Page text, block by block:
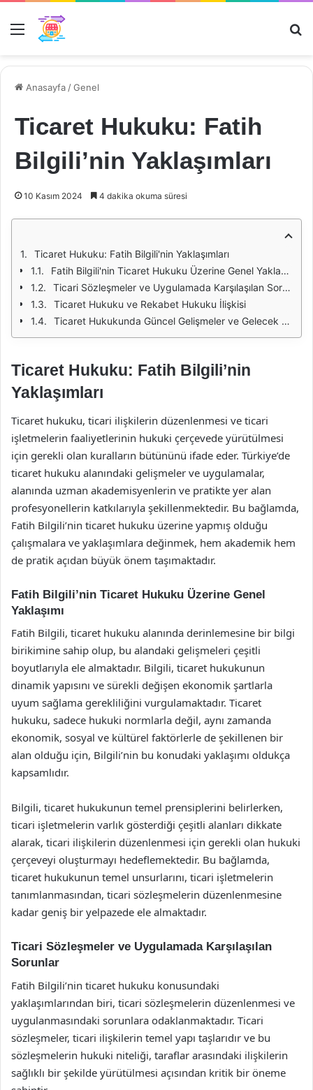
Menü
Anasayfa /Genel
Ticaret Hukuku: Fatih
Bilgili’nin Yaklaşımları
10 Kasım 2024 4 dakika okuma süresi
Ticaret Hukuku: Fatih Bilgili'nin Yaklaşımları
Fatih Bilgili'nin Ticaret Hukuku Üzerine Genel Yaklaşımı
Ticari Sözleşmeler ve Uygulamada Karşılaşılan Sorunlar
Ticaret Hukuku ve Rekabet Hukuku İlişkisi
Ticaret Hukukunda Güncel Gelişmeler ve Gelecek Perspektifleri
Ticaret Hukuku: Fatih Bilgili’nin
Yaklaşımları
Ticaret hukuku, ticari ilişkilerin düzenlenmesi ve ticari
işletmelerin faaliyetlerinin hukuki çerçevede yürütülmesi
için gerekli olan kuralların bütününü ifade eder. Türkiye’de
ticaret hukuku alanındaki gelişmeler ve uygulamalar,
alanında uzman akademisyenlerin ve pratikte yer alan
profesyonellerin katkılarıyla şekillenmektedir. Bu bağlamda,
Fatih Bilgili’nin ticaret hukuku üzerine yapmış olduğu
çalışmalara ve yaklaşımlara değinmek, hem akademik hem
de pratik açıdan büyük önem taşımaktadır.
Fatih Bilgili’nin Ticaret Hukuku Üzerine Genel
Yaklaşımı
Fatih Bilgili, ticaret hukuku alanında derinlemesine bir bilgi
birikimine sahip olup, bu alandaki gelişmeleri çeşitli
boyutlarıyla ele almaktadır. Bilgili, ticaret hukukunun
dinamik yapısını ve sürekli değişen ekonomik şartlarla
uyum sağlama gerekliliğini vurgulamaktadır. Ticaret
hukuku, sadece hukuki normlarla değil, aynı zamanda
ekonomik, sosyal ve kültürel faktörlerle de şekillenen bir
alan olduğu için, Bilgili’nin bu konudaki yaklaşımı oldukça
kapsamlıdır.
Bilgili, ticaret hukukunun temel prensiplerini belirlerken,
ticari işletmelerin varlık gösterdiği çeşitli alanları dikkate
alarak, ticari ilişkilerin düzenlenmesi için gerekli olan hukuki
çerçeveyi oluşturmayı hedeflemektedir. Bu bağlamda,
ticaret hukukunun temel unsurlarını, ticari işletmelerin
tanımlanmasından, ticari sözleşmelerin düzenlenmesine
kadar geniş bir yelpazede ele almaktadır.
Ticari Sözleşmeler ve Uygulamada Karşılaşılan
Sorunlar
Fatih Bilgili’nin ticaret hukuku konusundaki
yaklaşımlarından biri, ticari sözleşmelerin düzenlenmesi ve
uygulanmasındaki sorunlara odaklanmaktadır. Ticari
sözleşmeler, ticari ilişkilerin temel yapı taşlarıdır ve bu
sözleşmelerin hukuki niteliği, taraflar arasındaki ilişkilerin
sağlıklı bir şekilde yürütülmesi açısından kritik bir öneme